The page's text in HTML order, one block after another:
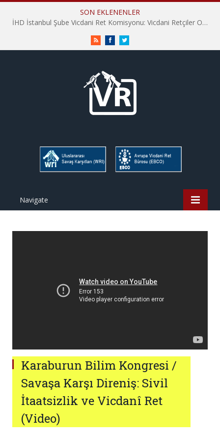
SON EKLENENLER
İHD İstanbul Şube Vicdani Ret Komisyonu: Vicdani Retçiler Olarak Destek İçin Buradayız!
RSS FacebookTwitter
Navigate
Karaburun Bilim Kongresi /
Savaşa Karşı Direniş: Sivil
İtaatsizlik ve Vicdanî Ret
(Video)